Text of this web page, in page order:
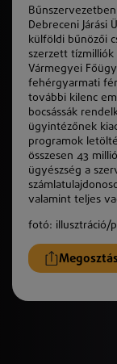
Debreceni Járási
külföldi bűnözői
szerzett tízmilliók
Vármegyei
fehérgyarmati
további kilenc
bocsássák
ügyintézőnek
programok
összesen 43
ügyészség a
valamint teljes
fotó: illusztráció/